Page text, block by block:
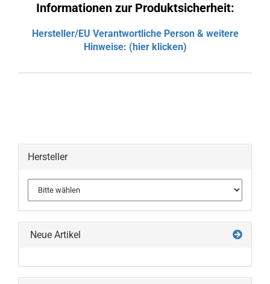
Informationen zur Produktsicherheit:
Hersteller/EU Verantwortliche Person & weitere
Hinweise: (hier klicken)
Hersteller
Neue Artikel